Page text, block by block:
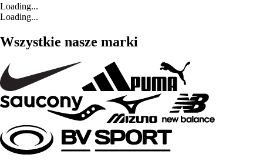
Loading...
Loading...
Wszystkie nasze marki